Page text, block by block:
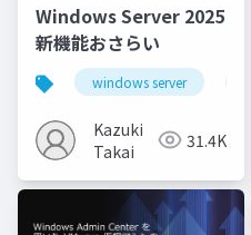
Windows Server 2025
新機能おさらい
windows server
Kazuki
Takai
31.4K